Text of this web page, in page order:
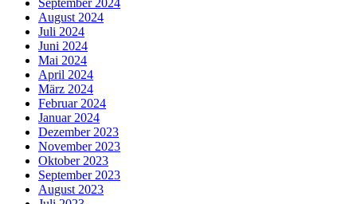
August 2024
Juli 2024
Juni 2024
Mai 2024
April 2024
März 2024
Februar 2024
Januar 2024
Dezember 2023
November 2023
Oktober 2023
September 2023
August 2023